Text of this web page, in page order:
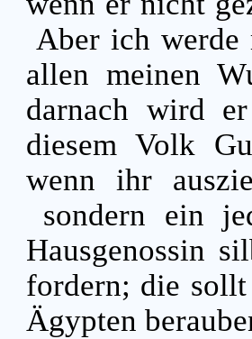
Aber ich werde
allen meinen
darnach wird
diesem Volk
wenn ihr
sondern ein
Hausgenossin
fordern; die
Ägypten